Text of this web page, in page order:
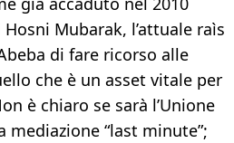
Mubarak, l’attuale raìs
di fare ricorso alle
che è un asset vitale per
è chiaro se sarà l’Unione
mediazione “last minute”;